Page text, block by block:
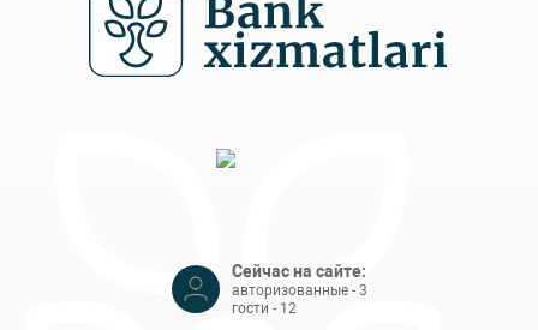
Сейчас на сайте:
авторизованные - 3
гости - 12